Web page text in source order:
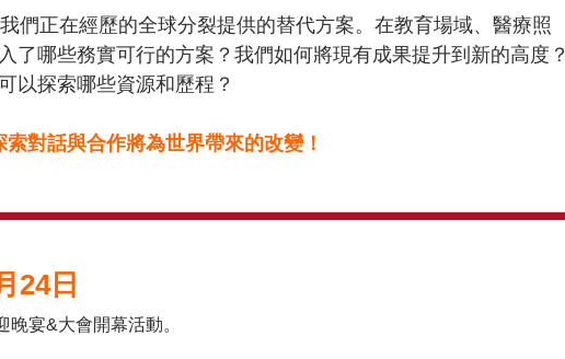
們正在經歷的全球分裂提供的替代方案。在教育場域、醫療照
了哪些務實可行的方案？我們如何將現有成果提升到新的高度？
以探索哪些資源和歷程？
對話與合作將為世界帶來的改變！
24日
晚宴&大會開幕活動。